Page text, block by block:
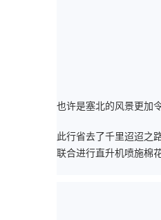
也许是塞北的风景更加
此行省去了千里迢迢之
联合进行直升机喷施棉